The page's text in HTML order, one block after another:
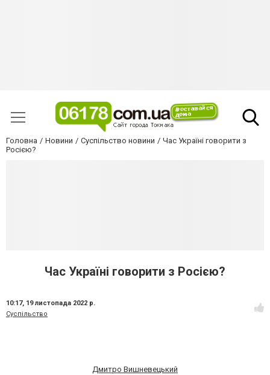
Головна Новини Суспільство новини
Час Україні говорити з
Росією?
Час Україні говорити з Росією?
10:17, 19 листопада 2022 р.
Суспільство
Дмитро Вишневецький